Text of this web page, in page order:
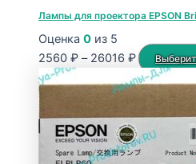
Лампы для проектора EPSON
Оценка 0 из 5
2560 ₽ – 26016 ₽Диапазон
цен:
2560 ₽
–
26016 ₽